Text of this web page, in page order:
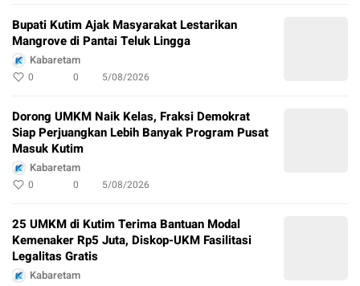
Bupati Kutim Ajak Masyarakat Lestarikan
Mangrove di Pantai Teluk Lingga
Kabaretam
0 0 5/08/2026
Dorong UMKM Naik Kelas, Fraksi Demokrat
Siap Perjuangkan Lebih Banyak Program Pusat
Masuk Kutim
Kabaretam
0 0 5/08/2026
25 UMKM di Kutim Terima Bantuan Modal
Kemenaker Rp5 Juta, Diskop-UKM Fasilitasi
Legalitas Gratis
Kabaretam